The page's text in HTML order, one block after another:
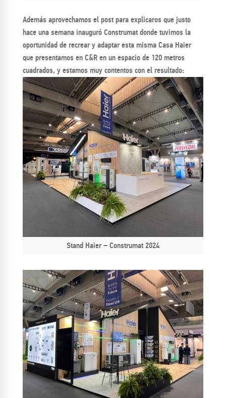
Además aprovechamos el post para explicaros que justo
hace una semana inauguró Construmat donde tuvimos la
oportunidad de recrear y adaptar esta misma Casa Haier
que presentamos en C&R en un espacio de 120 metros
cuadrados, y estamos muy contentos con el resultado:
Stand Haier – Construmat 2024